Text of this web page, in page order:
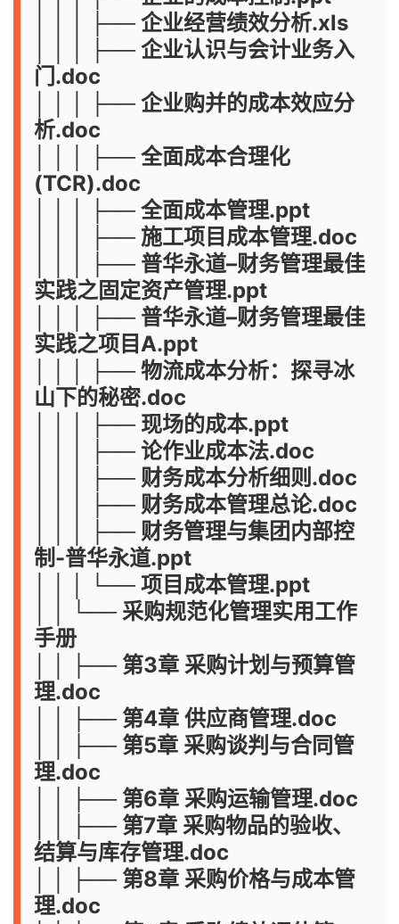
│ │ │ ├── 企业经营绩效分析.xls
│ │ │ ├── 企业认识与会计业务入
门.doc
│ │ │ ├── 企业购并的成本效应分
析.doc
│ │ │ ├── 全面成本合理化
(TCR).doc
│ │ │ ├── 全面成本管理.ppt
│ │ │ ├── 施工项目成本管理.doc
│ │ │ ├── 普华永道–财务管理最佳
实践之固定资产管理.ppt
│ │ │ ├── 普华永道–财务管理最佳
实践之项目A.ppt
│ │ │ ├── 物流成本分析：探寻冰
山下的秘密.doc
│ │ │ ├── 现场的成本.ppt
│ │ │ ├── 论作业成本法.doc
│ │ │ ├── 财务成本分析细则.doc
│ │ │ ├── 财务成本管理总论.doc
│ │ │ ├── 财务管理与集团内部控
制-普华永道.ppt
│ │ │ └── 项目成本管理.ppt
│ │ └── 采购规范化管理实用工作
手册
│ │ ├── 第3章 采购计划与预算管
理.doc
│ │ ├── 第4章 供应商管理.doc
│ │ ├── 第5章 采购谈判与合同管
理.doc
│ │ ├── 第6章 采购运输管理.doc
│ │ ├── 第7章 采购物品的验收、
结算与库存管理.doc
│ │ ├── 第8章 采购价格与成本管
理.doc